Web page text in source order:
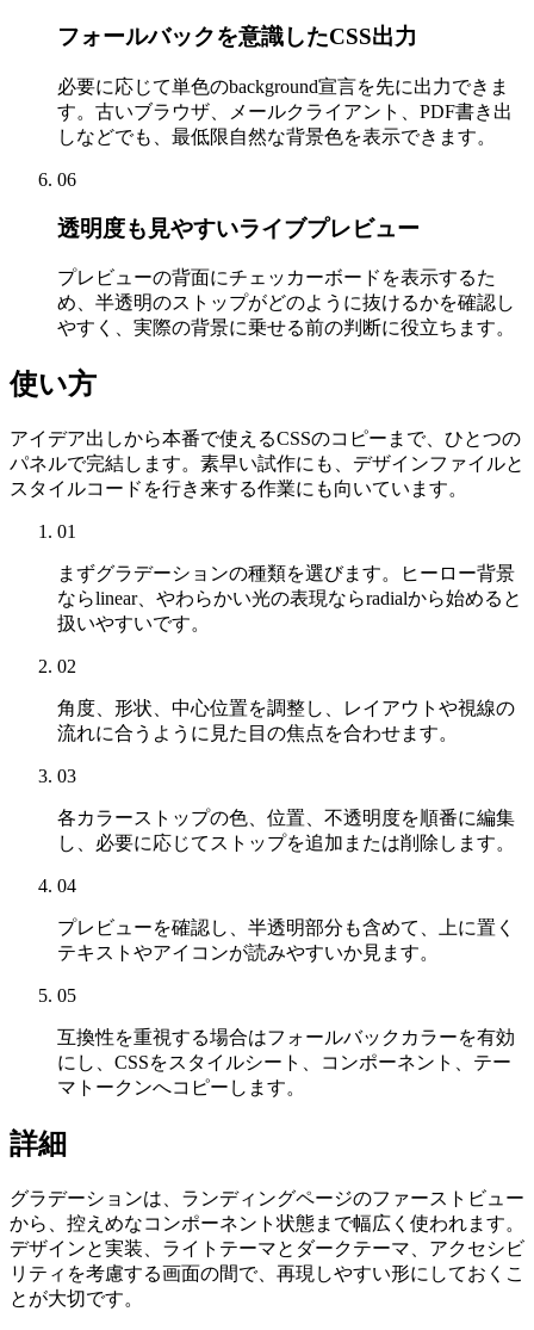
フォールバックを意識したCSS出力
必要に応じて単色のbackground宣言を先に出力できま
す。古いブラウザ、メールクライアント、PDF書き出
しなどでも、最低限自然な背景色を表示できます。
06
透明度も見やすいライブプレビュー
プレビューの背面にチェッカーボードを表示するた
め、半透明のストップがどのように抜けるかを確認し
やすく、実際の背景に乗せる前の判断に役立ちます。
使い方
アイデア出しから本番で使えるCSSのコピーまで、ひとつの
パネルで完結します。素早い試作にも、デザインファイルと
スタイルコードを行き来する作業にも向いています。
01
まずグラデーションの種類を選びます。ヒーロー背景
ならlinear、やわらかい光の表現ならradialから始めると
扱いやすいです。
02
角度、形状、中心位置を調整し、レイアウトや視線の
流れに合うように見た目の焦点を合わせます。
03
各カラーストップの色、位置、不透明度を順番に編集
し、必要に応じてストップを追加または削除します。
04
プレビューを確認し、半透明部分も含めて、上に置く
テキストやアイコンが読みやすいか見ます。
05
互換性を重視する場合はフォールバックカラーを有効
にし、CSSをスタイルシート、コンポーネント、テー
マトークンへコピーします。
詳細
グラデーションは、ランディングページのファーストビュー
から、控えめなコンポーネント状態まで幅広く使われます。
デザインと実装、ライトテーマとダークテーマ、アクセシビ
リティを考慮する画面の間で、再現しやすい形にしておくこ
とが大切です。